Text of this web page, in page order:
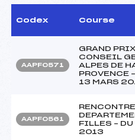
Codex Course
AAPF0571
GRAND
CONSEIL
ALPES DE
PROVENCE
13 MARS
AAPF0561
RENCONTRE
FILLES – DU
2013